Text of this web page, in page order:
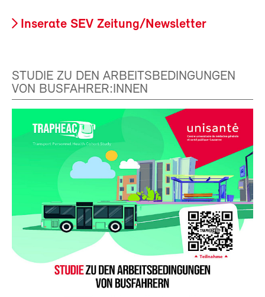
Inserate SEV Zeitung/Newsletter
STUDIE ZU DEN ARBEITSBEDINGUNGEN
VON BUSFAHRER:INNEN